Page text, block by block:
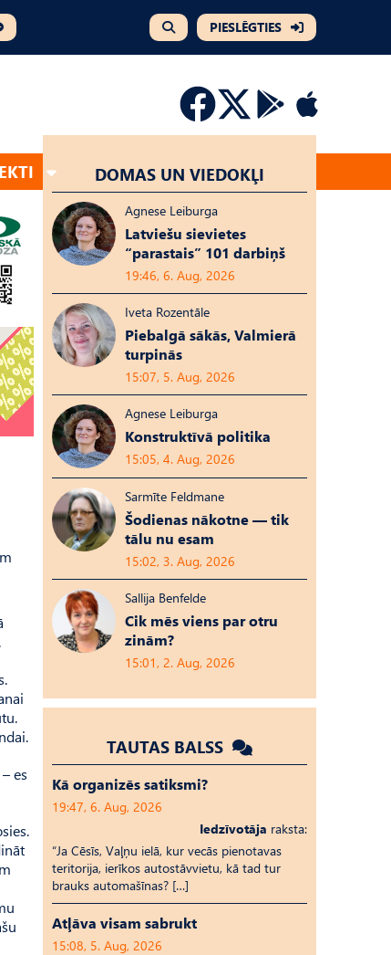
PIESLĒGTIES
es
DOMAS UN VIEDOKĻI
Agnese Leiburga
Latviešu sievietes
“parastais” 101 darbiņš
19:46, 6. Aug, 2026
Iveta Rozentāle
Piebalgā sākās, Valmierā
turpinās
15:07, 5. Aug, 2026
Agnese Leiburga
Konstruktīvā politika
15:05, 4. Aug, 2026
Sarmīte Feldmane
Šodienas nākotne — tik
tālu nu esam
15:02, 3. Aug, 2026
Sallija Benfelde
Cik mēs viens par otru
zinām?
15:01, 2. Aug, 2026
TAUTAS BALSS
Kā organizēs satiksmi?
19:47, 6. Aug, 2026
Iedzīvotāja raksta:
“Ja Cēsīs, Vaļņu ielā, kur vecās pienotavas
teritorija, ierīkos autostāvvietu, kā tad tur
brauks automašīnas? […]
Atļāva visam sabrukt
15:08, 5. Aug, 2026